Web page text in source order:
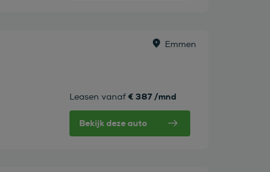
Emmen
Leasen vanaf € 387 /mnd
Bekijk deze auto